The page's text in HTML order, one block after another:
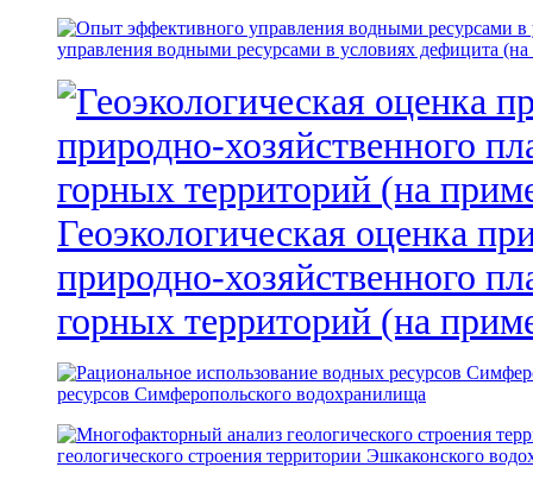
управления водными ресурсами в условиях дефицита
Геоэкологическая оценка
природно-хозяйственного
горных территорий (на
ресурсов Симферопольского водохранилища
геологического строения территории Эшкаконского